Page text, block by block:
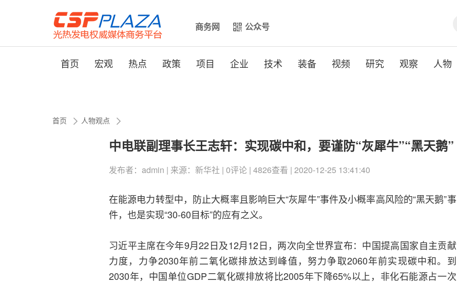
商务网 公众号
首页 宏观 热点 政策 项目 企业 技术 装备 视频 研究 观察 人物
首页 人物观点
中电联副理事长王志轩：实现碳中和，要谨防“灰犀牛”“黑天鹅”
发布者：admin | 来源：新华社 | 0评论 | 4826查看 | 2020-12-25 13:41:40
在能源电力转型中，防止大概率且影响巨大“灰犀牛”事件及小概率高风险的“黑天鹅”事
件，也是实现“30-60目标”的应有之义。
习近平主席在今年9月22日及12月12日，两次向全世界宣布：中国提高国家自主贡献
力度，力争2030年前二氧化碳排放达到峰值，努力争取2060年前实现碳中和。到
2030年，中国单位GDP二氧化碳排放将比2005年下降65%以上，非化石能源占一次